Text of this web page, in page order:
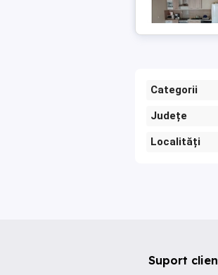
Categorii
Județe
Localități
Suport